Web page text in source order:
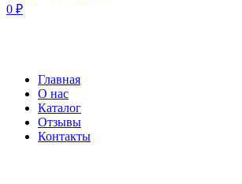
0 ₽
Главная
О нас
Каталог
Отзывы
Контакты